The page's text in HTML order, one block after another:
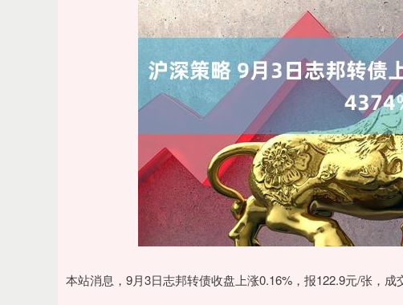
本站消息，9月3日志邦转债收盘上涨0.16%，报122.9元/张，成
上证指数 3900.35 0.57%